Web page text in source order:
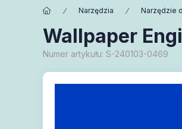
Narzędzia Narzędzie
Wallpaper
Numer artykułu: S-240103-0469